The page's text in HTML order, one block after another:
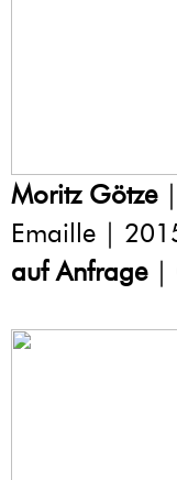
Moritz Götze|
Emaille |
auf Anfrage|